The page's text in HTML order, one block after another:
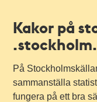
Kakor på
På
sammanställa
fungera på ett bra